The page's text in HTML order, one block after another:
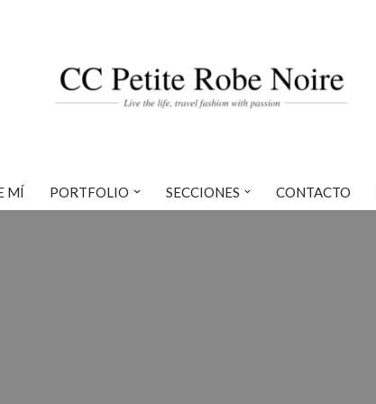
MÍ PORTFOLIO SECCIONES CONTACTO